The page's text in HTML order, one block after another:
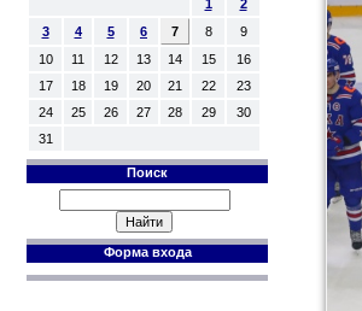
1
2
3
4 5 6 7 8
9
10
11 12 13 14 15
16
17
18 19 20 21 22
23
24
25 26 27 28 29
30
31
Поиск
Форма входа